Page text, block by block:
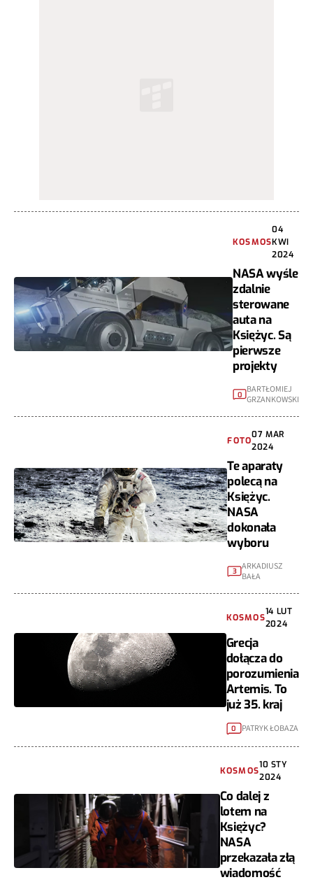
KOSMOS
04
KWI
2024
NASA wyśle
zdalnie
sterowane
auta na
Księżyc. Są
pierwsze
projekty
0
BARTŁOMIEJ
GRZANKOWSKI
FOTO
07 MAR
2024
Te aparaty
polecą na
Księżyc.
NASA
dokonała
wyboru
3 ARKADIUSZ
BAŁA
KOSMOS
14 LUT
2024
Grecja
dołącza do
porozumienia
Artemis. To
już 35. kraj
0 PATRYK ŁOBAZA
KOSMOS
10 STY
2024
Co dalej z
lotem na
Księżyc?
NASA
przekazała złą
wiadomość